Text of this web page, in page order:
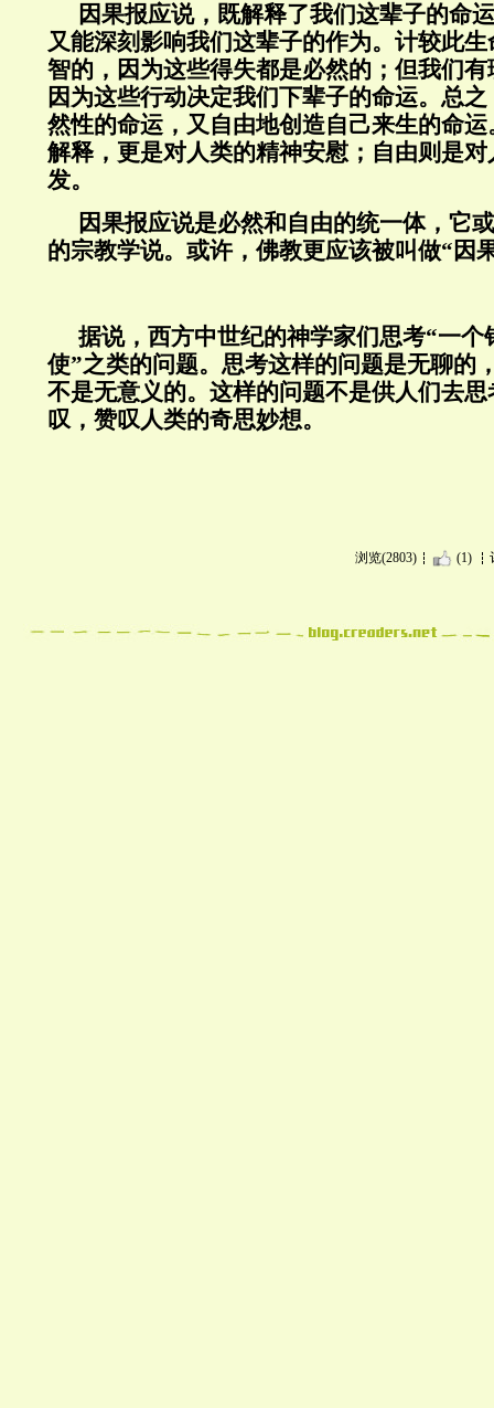
因果报应说，既解释了我们这辈子的命
又能深刻影响我们这辈子的作为。计较此
智的，因为这些得失都是必然的；但我们
因为这些行动决定我们下辈子的命运。总
然性的命运，又自由地创造自己来生的命
解释，更是对人类的精神安慰；自由则是
发。
因果报应说是必然和自由的统一体，它
的宗教学说。或许，佛教更应该被叫做“因
据说，西方中世纪的神学家们思考“一个
使”之类的问题。思考这样的问题是无聊的
不是无意义的。这样的问题不是供人们去
叹，赞叹人类的奇思妙想。
浏览(2803) (1)